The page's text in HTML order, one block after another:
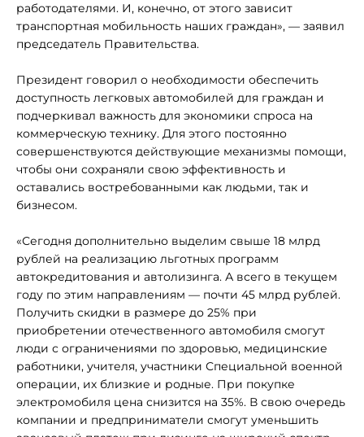
работодателями. И, конечно, от этого зависит
транспортная мобильность наших граждан», — заявил
председатель Правительства.
Президент говорил о необходимости обеспечить
доступность легковых автомобилей для граждан и
подчеркивал важность для экономики спроса на
коммерческую технику. Для этого постоянно
совершенствуются действующие механизмы помощи,
чтобы они сохраняли свою эффективность и
оставались востребованными как людьми, так и
бизнесом.
«Сегодня дополнительно выделим свыше 18 млрд
рублей на реализацию льготных программ
автокредитования и автолизинга. А всего в текущем
году по этим направлениям — почти 45 млрд рублей.
Получить скидки в размере до 25% при
приобретении отечественного автомобиля смогут
люди с ограничениями по здоровью, медицинские
работники, учителя, участники Специальной военной
операции, их близкие и родные. При покупке
электромобиля цена снизится на 35%. В свою очередь
компании и предприниматели смогут уменьшить